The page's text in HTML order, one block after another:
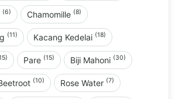
(6) Chamomille (8)
(11) Kacang Kedelai (18)
Pare (15) Biji Mahoni (30)
(10) Rose Water (7)